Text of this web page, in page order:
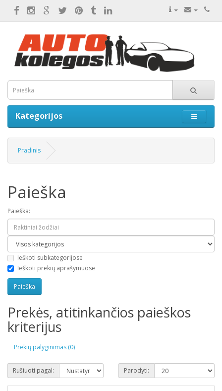
Kategorijos
Pradinis
Paieška
Paieška:
Ieškoti subkategorijose
Ieškoti prekių aprašymuose
Prekės, atitinkančios paieškos
kriterijus
Prekių palyginimas (0)
Rušiuoti pagal: Parodyti: